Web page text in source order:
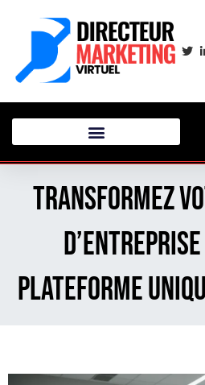
Transformez
d’entreprise
plateforme